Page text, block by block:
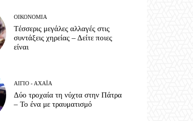
ΟΙΚΟΝΟΜΊΑ
Tέσσερις μεγάλες αλλαγές στις
συντάξεις χηρείας – Δείτε ποιες
είναι
ΑΊΓΙΟ - ΑΧΑΪ́Α
Δύο τροχαία τη νύχτα στην Πάτρα
– Το ένα με τραυματισμό